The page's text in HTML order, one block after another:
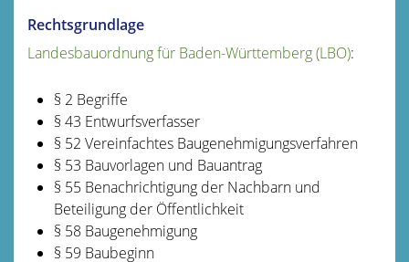
Rechtsgrundlage
Landesbauordnung für Baden-Württemberg (LBO):
§ 2 Begriffe
§ 43 Entwurfsverfasser
§ 52 Vereinfachtes Baugenehmigungsverfahren
§ 53 Bauvorlagen und Bauantrag
§ 55 Benachrichtigung der Nachbarn und
Beteiligung der Öffentlichkeit
§ 58 Baugenehmigung
§ 59 Baubeginn